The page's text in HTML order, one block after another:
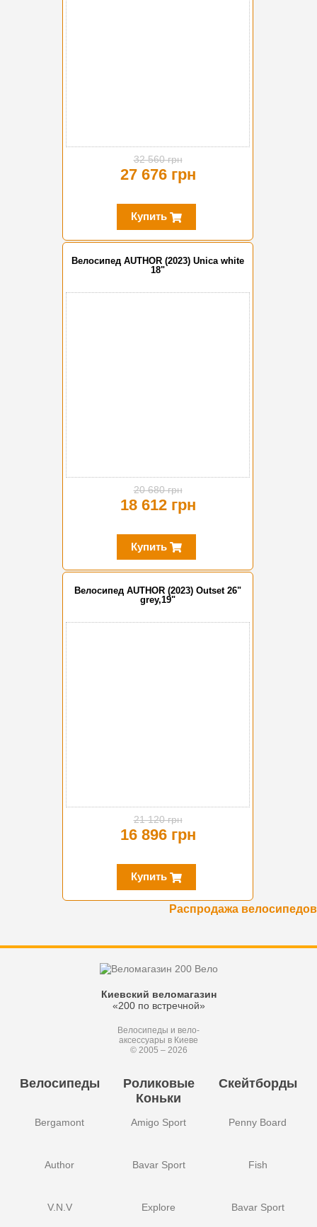
32 560 грн
27 676 грн
Купить
Велосипед AUTHOR (2023) Unica white
18"
20 680 грн
18 612 грн
Купить
Велосипед AUTHOR (2023) Outset 26"
grey,19"
21 120 грн
16 896 грн
Купить
Распродажа велосипедов
Киевский веломагазин
«200 по встречной»
Велосипеды и вело-
аксессуары в Киеве
© 2005 – 2026
Велосипеды
Bergamont
Author
V.N.V
Роликовые
Коньки
Amigo Sport
Bavar Sport
Explore
Скейтборды
Penny Board
Fish
Bavar Sport